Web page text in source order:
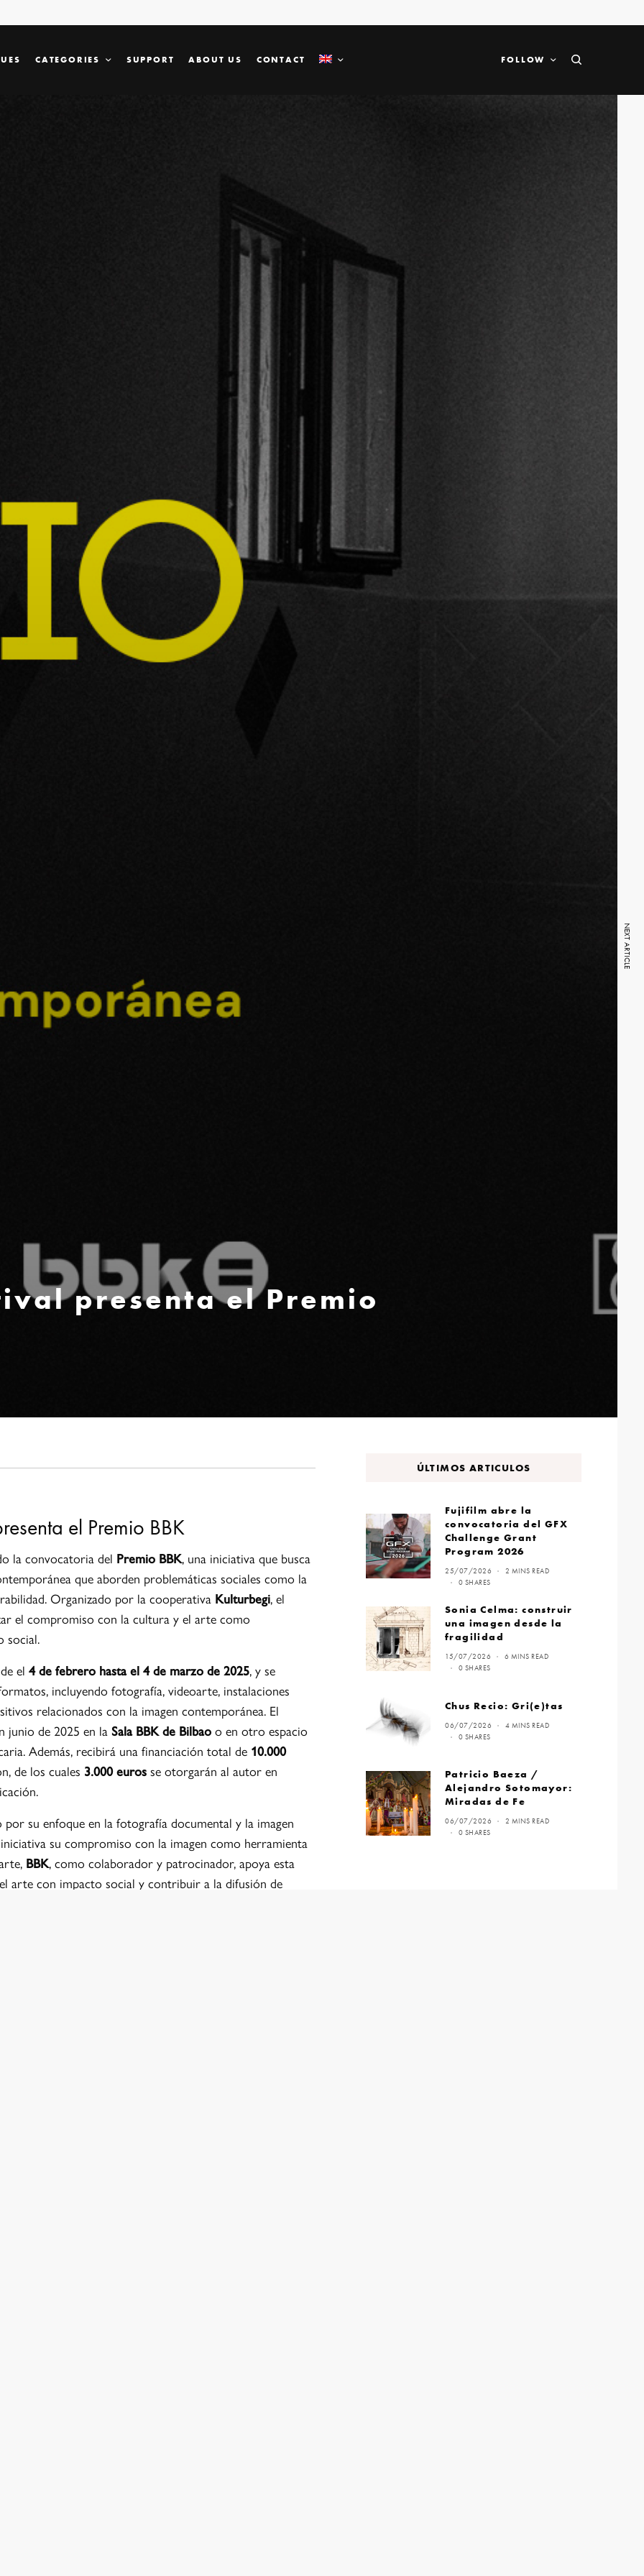
CATEGORIES SUPPORT ABOUT US CONTACT FOLLOW
presenta el Premio
el Premio BBK
la convocatoria del Premio BBK, una iniciativa que busca
que aborden problemáticas sociales como la
Organizado por la cooperativa Kulturbegi, el
el compromiso con la cultura y el arte como
social.
el4 de febrero hasta el 4 de marzo de 2025, y se
incluyendo fotografía, videoarte, instalaciones
relacionados con la imagen contemporánea. El
junio de 2025 en laSala BBK de Bilbao o en otro espacio
Además, recibirá una financiación total de 10.000
de los cuales 3.000 euros se otorgarán al autor en
por su enfoque en la fotografía documental y la imagen
su compromiso con la imagen como herramienta
BBK, como colaborador y patrocinador, apoya esta
arte con impacto social y contribuir a la difusión de
ÚLTIMOS ARTICULOS
Fujifilm abre la
convocatoria del GFX
Challenge Grant
Program 2026
25/07/2026
2 MINS READ
0 SHARES
Sonia Celma: construir
una imagen desde la
fragilidad
15/07/2026
6 MINS READ
0 SHARES
Chus Recio: Gri(e)tas
06/07/2026
4 MINS READ
0 SHARES
Patricio Baeza /
Alejandro Sotomayor:
Miradas de Fe
06/07/2026
2 MINS READ
0 SHARES
NEXT ARTICLE